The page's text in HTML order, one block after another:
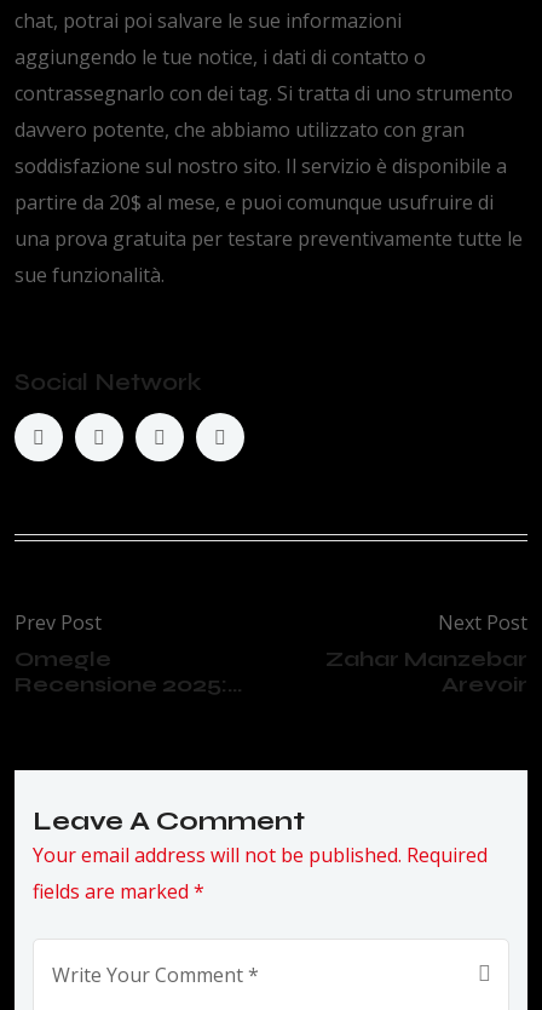
chat, potrai poi salvare le sue informazioni
aggiungendo le tue notice, i dati di contatto o
contrassegnarlo con dei tag. Si tratta di uno strumento
davvero potente, che abbiamo utilizzato con gran
soddisfazione sul nostro sito. Il servizio è disponibile a
partire da 20$ al mese, e puoi comunque usufruire di
una prova gratuita per testare preventivamente tutte le
sue funzionalità.
Social Network
Prev Post
Omegle
Recensione 2025:...
Next Post
Zahar Manzebar
Arevoir
Leave A Comment
Your email address will not be published. Required
fields are marked *